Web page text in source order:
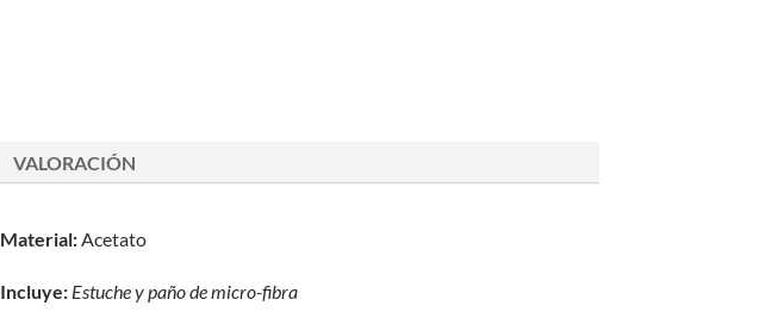
VALORACIÓN
Material:Acetato
Incluye: Estuche y paño demicro-fibra